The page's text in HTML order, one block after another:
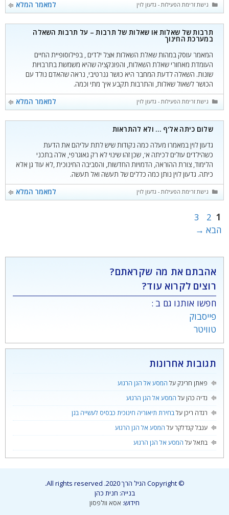
למאמר המלא
קטגוריות
גישת זרימת הפעילות - גדעון לוין
תרבות של שאלות או שאלות של תרבות – על תרבות השאלה
במערכת החינוך
המאמר עוסק במהות שאלת השאלות אצל ילדים , בפילוסופיית החיים
העומדת מאחורי שאלת השאלות, והפונקציה שהיא משמשת בתרבויות
שונות. השאלה לדעת המחבר היא כושר גנרטיבי, נראה שהאדם נולד עם
הכושר לשאול שאלות, והתרבות תקבע איך מתי וכמה.
למאמר המלא
קטגוריות
גישת זרימת הפעילות - גדעון לוין
שלום כיתה אל'ף … ולא להתראות
גדעון לוין במאמרו מעלה כמה נקודות שיש לתת עליהם את הדעת
כשהילדים עולים לכיתה א', שכן זהו שינוי לא רק גאוגרפי, אלה בתכני
הלימוד, צורת ההוראה, הדמויות החדשות, והסביבה החינוכית ,לא עוד גן אלא
כיתה. גדעון לוין נותן כמה כללים של תעשה ואל תעשה.
למאמר המלא
קטגוריות
גישת זרימת הפעילות - גדעון לוין
עמוד
1 עמוד
2 עמוד
3
הבא →
אהבתם את מה שקראתם?
רוצים לקרוא עוד?
חפשו אותנו גם ב :
פייסבוק
טוויטר
תגובות אחרונות
פאתן חרינק על המסע אל הגן הרגוע
נדיה כהןעל המסע אל הגן הרגוע
רגדה ריכןעלבחירת תיאוריה חינוכית כבסיס לעשייה בגן
ענבל קנדלקרעל המסע אל הגן הרגוע
בתאלעל המסע אל הגן הרגוע
© Copyright הגיל הרך 2020. All rights reserved.
בנייה: חנית כהן
חידוש: אסא וולפסון